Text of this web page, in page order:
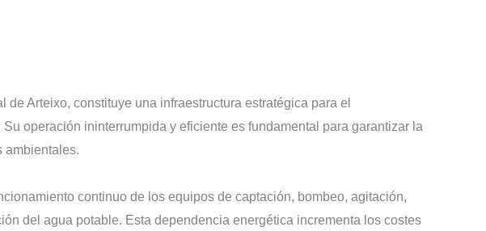
Arteixo, constituye una infraestructura estratégica para el
operación ininterrumpida y eficiente es fundamental para garantizar la
ambientales.
continuo de los equipos de captación, bombeo, agitación,
del agua potable. Esta dependencia energética incrementa los costes